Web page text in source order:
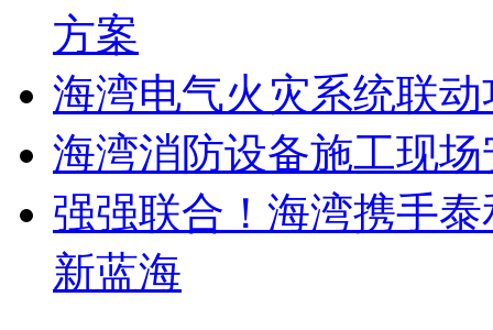
方案
海湾电气火灾系统联
海湾消防设备施工现
强强联合！海湾携手
新蓝海